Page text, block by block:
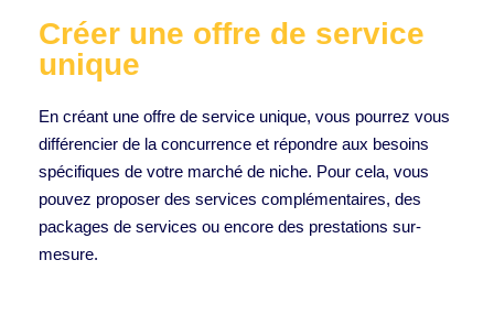
Créer une offre de service
unique
En créant une offre de service unique, vous pourrez vous
différencier de la concurrence et répondre aux besoins
spécifiques de votre marché de niche. Pour cela, vous
pouvez proposer des services complémentaires, des
packages de services ou encore des prestations sur-
mesure.